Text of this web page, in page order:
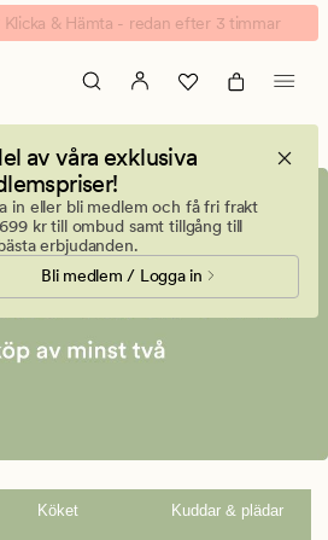
Klicka & Hämta - redan efter 3 timmar
av våra exklusiva
in eller bli medlem och få fri frakt
kr till ombud samt tillgång till
erbjudanden.
Bli medlem / Logga in
Köket Kuddar & plädar